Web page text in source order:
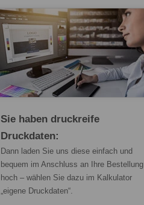
Sie haben druckreife
Druckdaten:
Dann laden Sie uns diese einfach und
bequem im Anschluss an Ihre Bestellung
hoch – wählen Sie dazu im Kalkulator
„eigene Druckdaten“.